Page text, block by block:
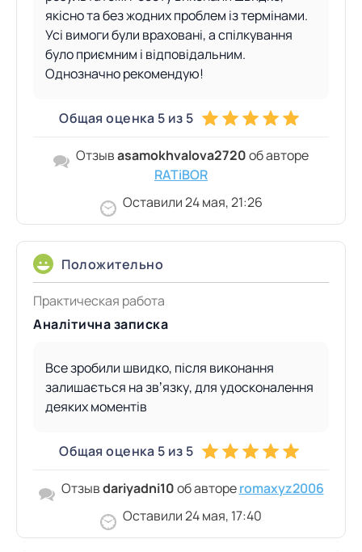
Общая оценка 5 из 5
якісно та без жодних проблем із термінами.
Усі вимоги були враховані, а спілкування
було приємним і відповідальним.
Однозначно рекомендую!
Отзывasamokhvalova2720об авторе
RATiBOR
Оставили 24 мая, 21:26
Положительно
Общая оценка 5 из 5
Практическая работа
Аналітична записка
Все зробили швидко, після виконання
залишається на звʼязку, для удосконалення
деяких моментів
Отзывdariyadni10об автореromaxyz2006
Оставили 24 мая, 17:40